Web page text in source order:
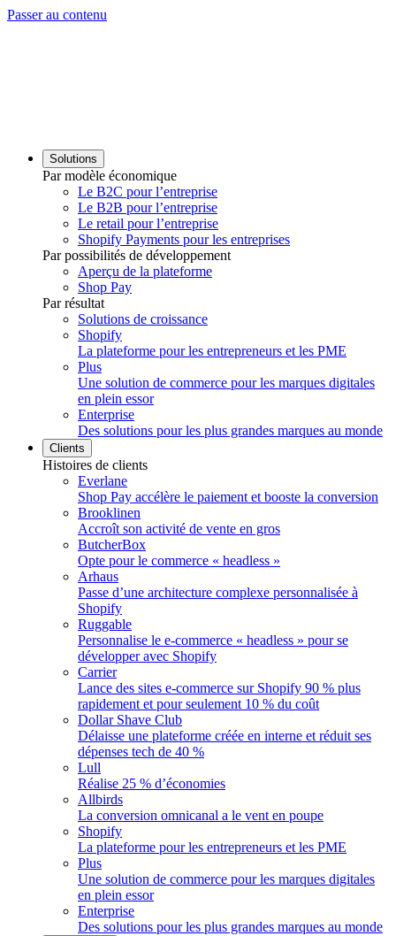
Passer au contenu
Solutions
Par modèle économique
Le B2C pour l’entreprise
Le B2B pour l’entreprise
Le retail pour l’entreprise
Shopify Payments pour les entreprises
Par possibilités de développement
Aperçu de la plateforme
Shop Pay
Par résultat
Solutions de croissance
Shopify
La plateforme pour les entrepreneurs et les PME
Plus
Une solution de commerce pour les marques digitales
en plein essor
Enterprise
Des solutions pour les plus grandes marques au monde
Clients
Histoires de clients
Everlane
Shop Pay accélère le paiement et booste la conversion
Brooklinen
Accroît son activité de vente en gros
ButcherBox
Opte pour le commerce « headless »
Arhaus
Passe d’une architecture complexe personnalisée à
Shopify
Ruggable
Personnalise le e-commerce « headless » pour se
développer avec Shopify
Carrier
Lance des sites e-commerce sur Shopify 90 % plus
rapidement et pour seulement 10 % du coût
Dollar Shave Club
Délaisse une plateforme créée en interne et réduit ses
dépenses tech de 40 %
Lull
Réalise 25 % d’économies
Allbirds
La conversion omnicanal a le vent en poupe
Shopify
La plateforme pour les entrepreneurs et les PME
Plus
Une solution de commerce pour les marques digitales
en plein essor
Enterprise
Des solutions pour les plus grandes marques au monde